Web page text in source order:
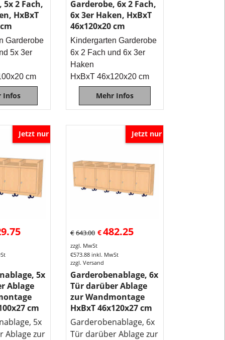
5x 2 Fach,
HxBxT
Garderobe
5x 3er
cm
Infos
Garderobe, 6x 2 Fach,
6x 3er Haken, HxBxT
46x120x20 cm
Kindergarten Garderobe
6x 2 Fach und 6x 3er
Haken
HxBxT 46x120x20 cm
Mehr Infos
Jetzt nur
5x
Ablage
cm
5x
Ablage zur
Jetzt nur
€643.00 €482.25
zzgl. MwSt
€573.88 inkl. MwSt
zzgl. Versand
Garderobenablage, 6x
Tür darüber Ablage
zur Wandmontage
HxBxT 46x120x27 cm
Garderobenablage, 6x
Tür darüber Ablage zur